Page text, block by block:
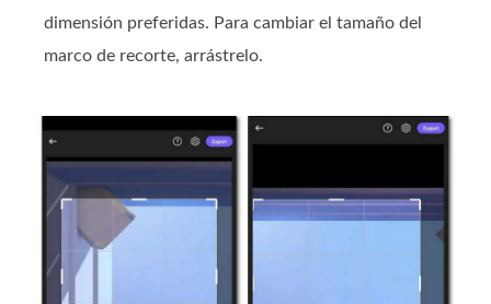
dimensión preferidas. Para cambiar el tamaño del
marco de recorte, arrástrelo.